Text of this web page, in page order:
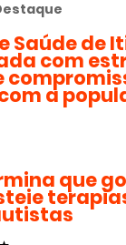
Saúde de
com
a
que